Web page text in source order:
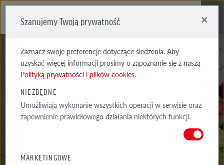
CERAMIKA POSADZKOWA
Szanujemy Twoją prywatność ×
Zaznacz swoje preferencje dotyczące śledzenia. Aby
uzyskać więcej informacji prosimy o zapoznanie się z naszą
Polityką prywatności i plików cookies.
NIEZBĘDNE
Umożliwiają wykonanie wszystkich operacji w serwisie oraz
zapewnienie prawidłowego działania niektórych funkcji.
MARKETINGOWE